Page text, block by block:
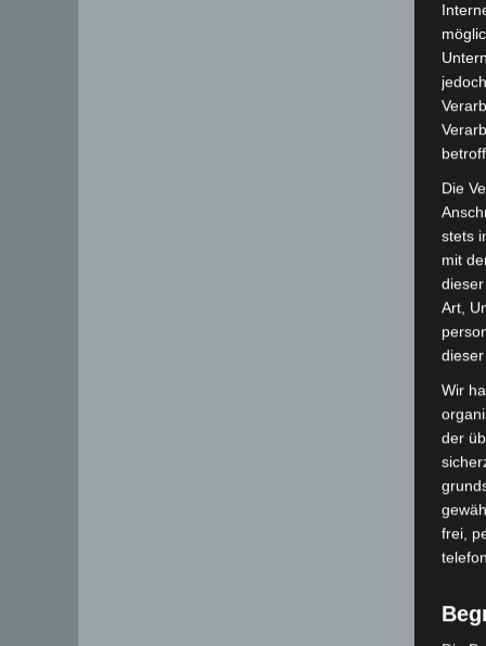
Die
stets
mit
Art,
Wir
der
frei,